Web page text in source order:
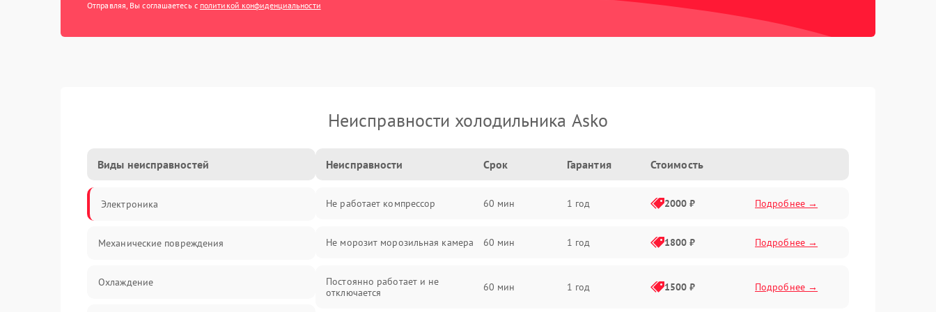
Отправляя, Вы соглашаетесь с политикой конфиденциальности
Неисправности холодильника Asko
Виды неисправностей
Электроника
Механические повреждения
Охлаждение
Неисправности Срок Гарантия Стоимость
Не работает компрессор 60 мин 1 год 2000 ₽ Подробнее →
Не морозит морозильная камера 60 мин 1 год 1800 ₽ Подробнее →
Постоянно работает и не
отключается
60 мин 1 год 1500 ₽ Подробнее →